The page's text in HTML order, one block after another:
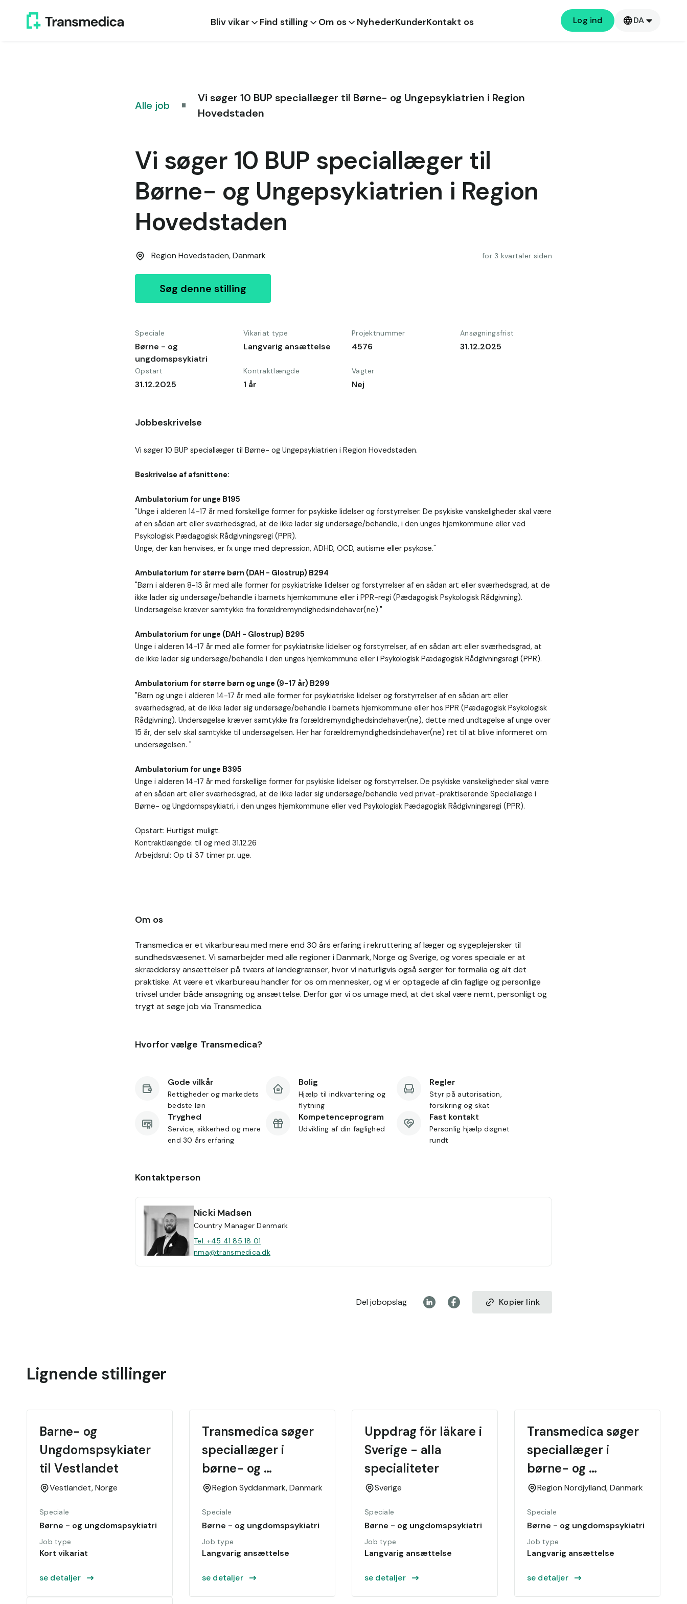
Bliv vikar Find stilling Om os NyhederKunderKontakt os Log ind DA
Alle job
Vi søger 10 BUP speciallæger til Børne- og Ungepsykiatrien i Region
Hovedstaden
Vi søger 10 BUP speciallæger til
Børne- og Ungepsykiatrien i Region
Hovedstaden
Region Hovedstaden,Danmark for 3 kvartaler siden
Søg denne stilling
Speciale
Børne - og
ungdomspsykiatri
Vikariat type
Langvarig ansættelse
Projektnummer
4576
Ansøgningsfrist
31.12.2025
Opstart
31.12.2025
Kontraktlængde
1 år
Vagter
Nej
Jobbeskrivelse
Vi søger 10 BUP speciallæger til Børne- og Ungepsykiatrien i Region Hovedstaden.
Beskrivelse af afsnittene:
Ambulatorium for unge B195
"Unge i alderen 14-17 år med forskellige former for psykiske lidelser og forstyrrelser. De psykiske vanskeligheder skal være
af en sådan art eller sværhedsgrad, at de ikke lader sig undersøge/behandle, i den unges hjemkommune eller ved
Psykologisk Pædagogisk Rådgivningsregi (PPR).
Unge, der kan henvises, er fx unge med depression, ADHD, OCD, autisme eller psykose."
Ambulatorium for større børn (DAH - Glostrup) B294
"Børn i alderen 8-13 år med alle former for psykiatriske lidelser og forstyrrelser af en sådan art eller sværhedsgrad, at de
ikke lader sig undersøge/behandle i barnets hjemkommune eller i PPR-regi (Pædagogisk Psykologisk Rådgivning).
Undersøgelse kræver samtykke fra forældremyndighedsindehaver(ne)."
Ambulatorium for unge (DAH - Glostrup) B295
Unge i alderen 14-17 år med alle former for psykiatriske lidelser og forstyrrelser, af en sådan art eller sværhedsgrad, at
de ikke lader sig undersøge/behandle i den unges hjemkommune eller i Psykologisk Pædagogisk Rådgivningsregi (PPR).
Ambulatorium for større børn og unge (9-17 år) B299
"Børn og unge i alderen 14-17 år med alle former for psykiatriske lidelser og forstyrrelser af en sådan art eller
sværhedsgrad, at de ikke lader sig undersøge/behandle i barnets hjemkommune eller hos PPR (Pædagogisk Psykologisk
Rådgivning). Undersøgelse kræver samtykke fra forældremyndighedsindehaver(ne), dette med undtagelse af unge over
15 år, der selv skal samtykke til undersøgelsen. Her har forældremyndighedsindehaver(ne) ret til at blive informeret om
undersøgelsen. "
Ambulatorium for unge B395
Unge i alderen 14-17 år med forskellige former for psykiske lidelser og forstyrrelser. De psykiske vanskeligheder skal være
af en sådan art eller sværhedsgrad, at de ikke lader sig undersøge/behandle ved privat-praktiserende Speciallæge i
Børne- og Ungdomspsykiatri, i den unges hjemkommune eller ved Psykologisk Pædagogisk Rådgivningsregi (PPR).
Opstart: Hurtigst muligt.
Kontraktlængde: til og med 31.12.26
Arbejdsrul: Op til 37 timer pr. uge.
Om os
Transmedica er et vikarbureau med mere end 30 års erfaring i rekruttering af læger og sygeplejersker til
sundhedsvæsenet. Vi samarbejder med alle regioner i Danmark, Norge og Sverige, og vores speciale er at
skræddersy ansættelser på tværs af landegrænser, hvor vi naturligvis også sørger for formalia og alt det
praktiske. At være et vikarbureau handler for os om mennesker, og vi er optagede af din faglige og personlige
trivsel under både ansøgning og ansættelse. Derfor gør vi os umage med, at det skal være nemt, personligt og
trygt at søge job via Transmedica.
Hvorfor vælge Transmedica?
Gode vilkår
Rettigheder og markedets
bedste løn
Bolig
Hjælp til indkvartering og
flytning
Regler
Styr på autorisation,
forsikring og skat
Tryghed
Service, sikkerhed og mere
end 30 års erfaring
Kompetenceprogram
Udvikling af din faglighed
Fast kontakt
Personlig hjælp døgnet
rundt
Kontaktperson
Nicki Madsen
Country Manager Denmark
Tel. +45 41 85 18 01
nma@transmedica.dk
Del jobopslag Kopier link
Lignende stillinger
Barne- og
Ungdomspsykiater
til Vestlandet
Vestlandet,Norge
Speciale
Børne - og ungdomspsykiatri
Job type
Kort vikariat
se detaljer
Transmedica søger
speciallæger i
børne- og
ungdomspsykiatri
privathospitaler
Region Syddanmark,Danmark
Speciale
Børne - og ungdomspsykiatri
Job type
Langvarig ansættelse
se detaljer
Uppdrag för läkare i
Sverige - alla
specialiteter
Sverige
Speciale
Børne - og ungdomspsykiatri
Job type
Langvarig ansættelse
se detaljer
Transmedica søger
speciallæger i
børne- og
ungdomspsykiatri
på privathospitaler
og klinikker i
Danmark.
Region Nordjylland,Danmark
Speciale
Børne - og ungdomspsykiatri
Job type
Langvarig ansættelse
se detaljer